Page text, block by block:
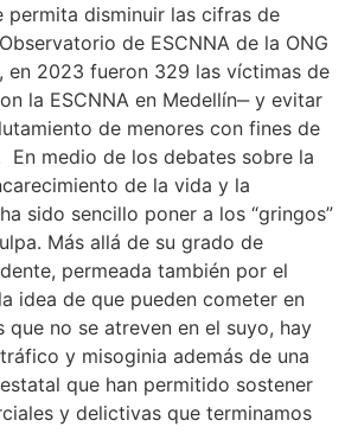
permita disminuir las cifras de
de ESCNNA de la ONG
en 2023 fueron 329 las víctimas de
la ESCNNA en Medellín‒ y evitar
de menores con fines de
medio de los debates sobre la
de la vida y la
sido sencillo poner a los “gringos”
Más allá de su grado de
permeada también por el
idea de que pueden cometer en
no se atreven en el suyo, hay
y misoginia además de una
que han permitido sostener
y delictivas que terminamos